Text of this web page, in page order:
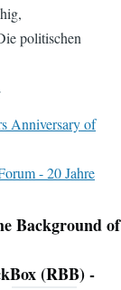
politischen
Anniversary of
- 20 Jahre
Background of
(RBB) -